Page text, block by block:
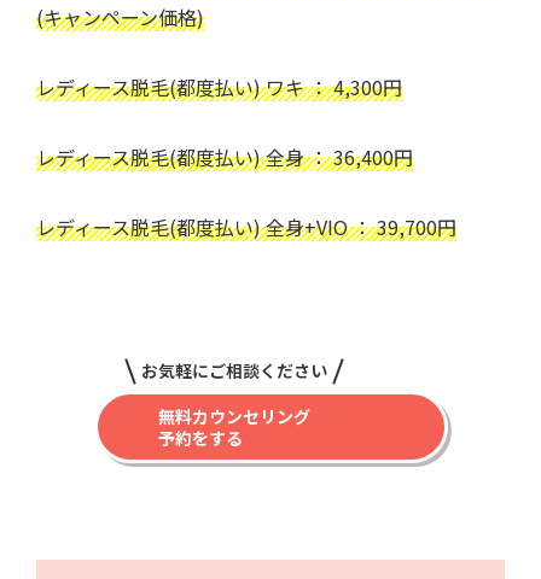
(キャンペーン価格)
レディース脱毛(都度払い) ワキ ： 4,300円
レディース脱毛(都度払い) 全身 ： 36,400円
レディース脱毛(都度払い) 全身+VIO ： 39,700円
お気軽にご相談ください
無料カウンセリング
予約をする